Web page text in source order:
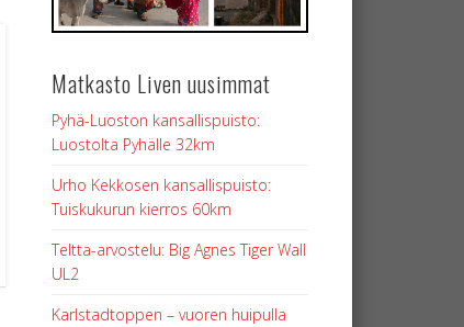
Matkasto Liven uusimmat
Pyhä-Luoston kansallispuisto:
Luostolta Pyhälle 32km
Urho Kekkosen kansallispuisto:
Tuiskukurun kierros 60km
Teltta-arvostelu: Big Agnes Tiger Wall
UL2
Karlstadtoppen – vuoren huipulla